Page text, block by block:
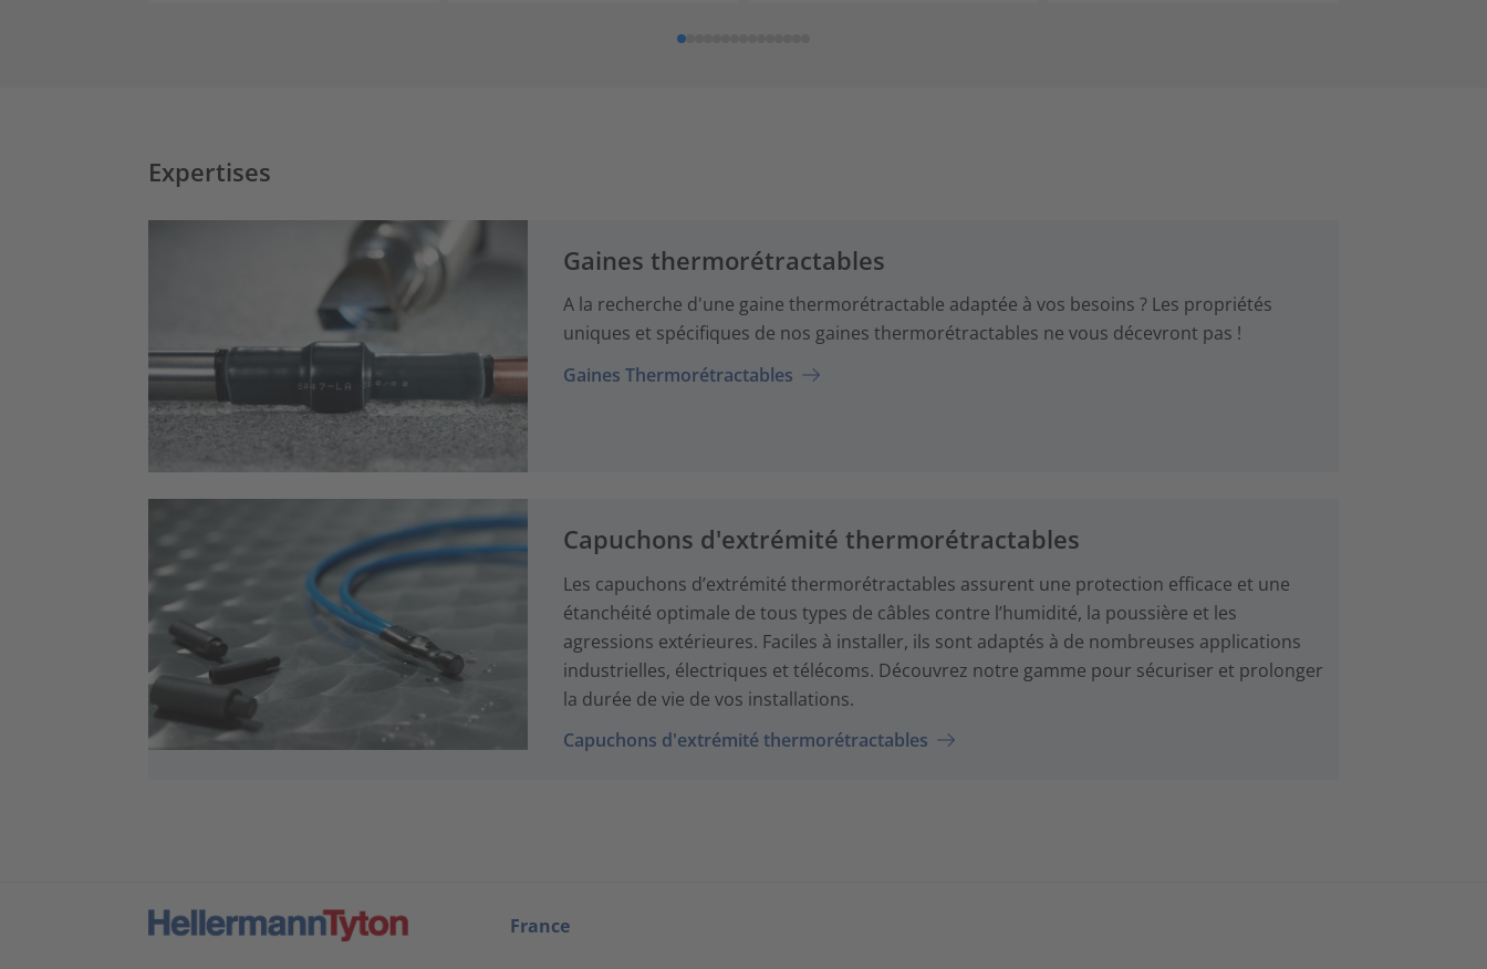
Expertises
Gaines thermorétractables
A la recherche d'une gaine thermorétractable adaptée à vos besoins ? Les propriétés
uniques et spécifiques de nos gaines thermorétractables ne vous décevront pas !
Gaines Thermorétractables
Capuchons d'extrémité thermorétractables
Les capuchons d’extrémité thermorétractables assurent une protection efficace et une
étanchéité optimale de tous types de câbles contre l’humidité, la poussière et les
agressions extérieures. Faciles à installer, ils sont adaptés à de nombreuses applications
industrielles, électriques et télécoms. Découvrez notre gamme pour sécuriser et prolonger
la durée de vie de vos installations.
Capuchons d'extrémité thermorétractables
France